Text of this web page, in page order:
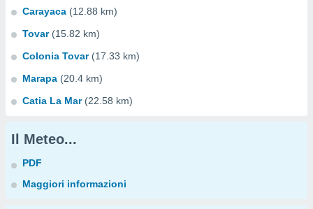
Carayaca (12.88 km)
Tovar (15.82 km)
Colonia Tovar (17.33 km)
Marapa (20.4 km)
Catia La Mar (22.58 km)
Il Meteo...
PDF
Maggiori informazioni